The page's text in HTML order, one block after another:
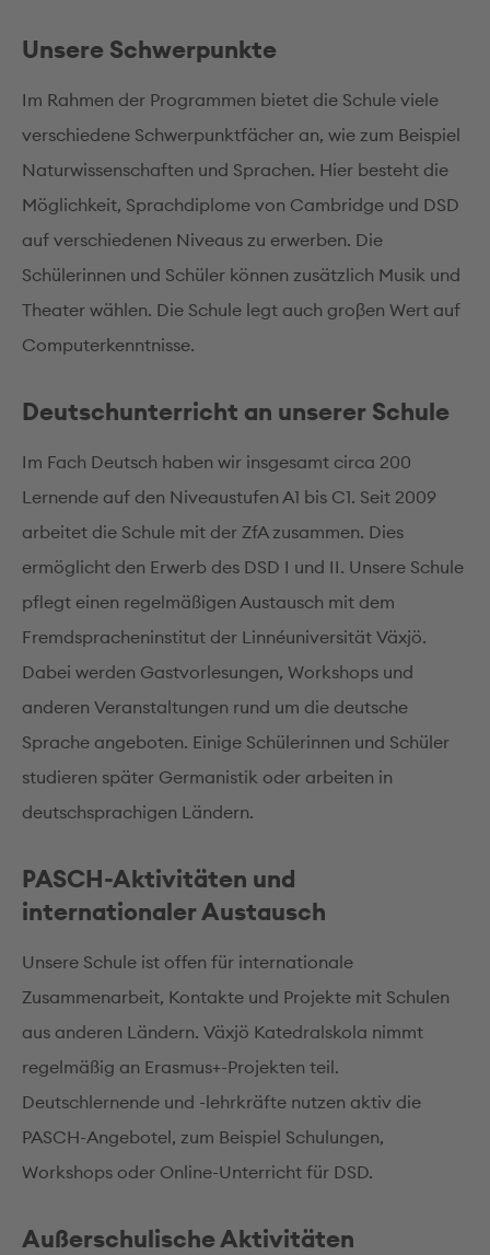
Unsere Schwerpunkte
Im Rahmen der Programmen bietet die Schule viele
verschiedene Schwerpunktfächer an, wie zum Beispiel
Naturwissenschaften und Sprachen. Hier besteht die
Möglichkeit, Sprachdiplome von Cambridge und DSD
auf verschiedenen Niveaus zu erwerben. Die
Schülerinnen und Schüler können zusätzlich Musik und
Theater wählen. Die Schule legt auch groβen Wert auf
Computerkenntnisse.
Deutschunterricht an unserer Schule
Im Fach Deutsch haben wir insgesamt circa 200
Lernende auf den Niveaustufen A1 bis C1. Seit 2009
arbeitet die Schule mit der ZfA zusammen. Dies
ermöglicht den Erwerb des DSD I und II. Unsere Schule
pflegt einen regelmäßigen Austausch mit dem
Fremdspracheninstitut der Linnéuniversität Växjö.
Dabei werden Gastvorlesungen, Workshops und
anderen Veranstaltungen rund um die deutsche
Sprache angeboten. Einige Schülerinnen und Schüler
studieren später Germanistik oder arbeiten in
deutschsprachigen Ländern.
PASCH-Aktivitäten und
internationaler Austausch
Unsere Schule ist offen für internationale
Zusammenarbeit, Kontakte und Projekte mit Schulen
aus anderen Ländern. Växjö Katedralskola nimmt
regelmäßig an Erasmus+-Projekten teil.
Deutschlernende und -lehrkräfte nutzen aktiv die
PASCH-Angebotel, zum Beispiel Schulungen,
Workshops oder Online-Unterricht für DSD.
Außerschulische Aktivitäten